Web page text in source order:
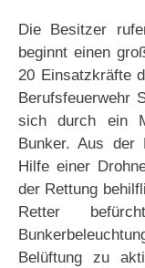
Die Besitzer
beginnt einen
20 Einsatzkräfte
Berufsfeuerwehr
sich durch ein
Bunker. Aus der
Hilfe einer
der Rettung
Retter
Belüftung zu